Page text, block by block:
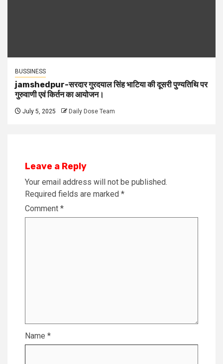
BUSSINESS
jamshedpur-सरदार गुरदयाल सिंह भाटिया की दूसरी पुण्यतिथि पर
गुरुवाणी एवं किर्तन का आयोजन।
July 5, 2025 Daily Dose Team
Leave a Reply
Your email address will not be published.
Required fields are marked *
Comment *
Name *